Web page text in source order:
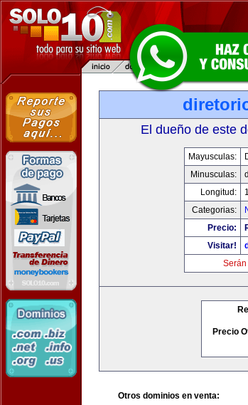
El dueño de este
Mayusculas:
Minusculas:
Longitud:
Categorias:
Precio:
Visitar!
Precio
Otros dominios en venta: